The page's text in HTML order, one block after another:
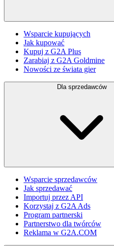
Wsparcie kupujących
Jak kupować
Kupuj z G2A Plus
Zarabiaj z G2A Goldmine
Nowości ze świata gier
Dla sprzedawców
Wsparcie sprzedawców
Jak sprzedawać
Importuj przez API
Korzystaj z G2A Ads
Program partnerski
Partnerstwo dla twórców
Reklama w G2A.COM